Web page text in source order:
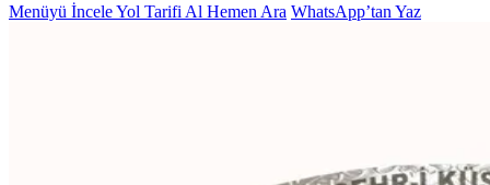
Menüyü İnceleYol Tarifi Al Hemen Ara WhatsApp’tan Yaz